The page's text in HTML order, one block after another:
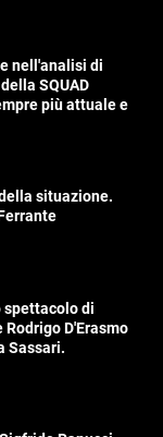
nell'analisi di
SQUAD
più attuale e
situazione.
spettacolo di
D'Erasmo
Sassari.